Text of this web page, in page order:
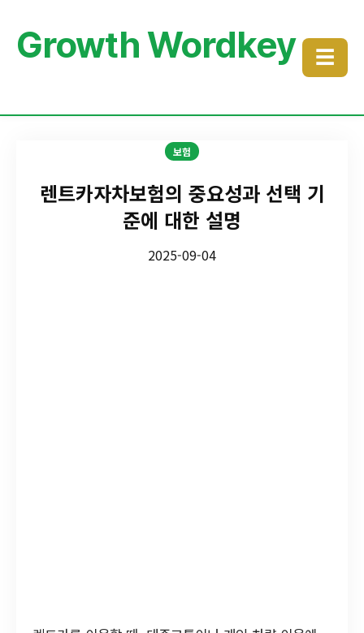
Growth Wordkey ☰
보험
렌트카자차보험의 중요성과 선택 기
준에 대한 설명
2025-09-04